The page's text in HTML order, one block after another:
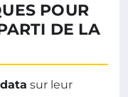
POUR
DE LA
data sur leur